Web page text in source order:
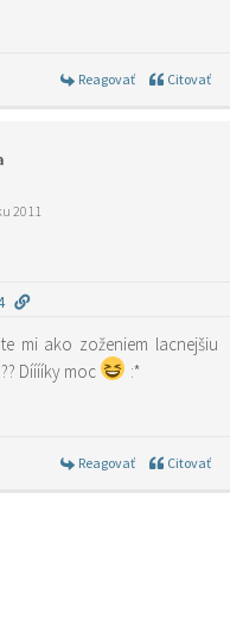
Reagovať Citovať
2011
mi ako zoženiem lacnejšiu
Dííííky moc
:*
Reagovať Citovať